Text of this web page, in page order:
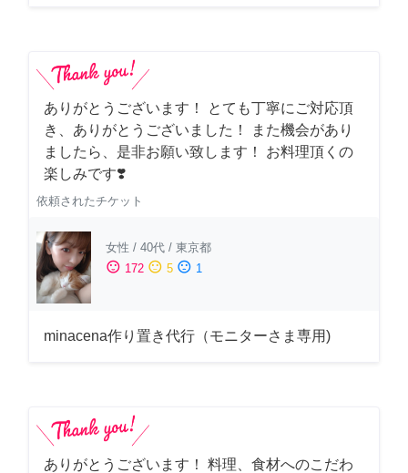
ありがとうございます！ とても丁寧にご対応頂
き、ありがとうございました！ また機会があり
ましたら、是非お願い致します！ お料理頂くの
楽しみです❣️
依頼されたチケット
女性 / 40代 / 東京都
sentiment_satisfied 172 sentiment_neutral 5 sentiment_dissatisfied 1
minacena作り置き代行（モニターさま専用)
ありがとうございます！ 料理、食材へのこだわ